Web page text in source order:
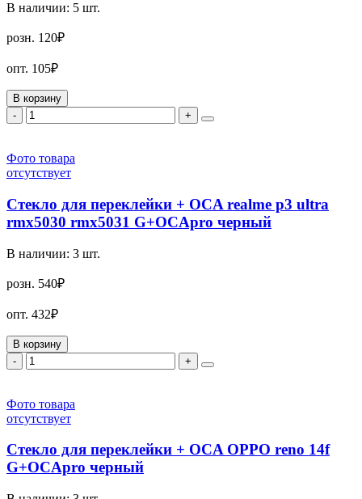
В наличии: 5 шт.
розн. 120₽
опт. 105₽
В корзину
-
+
Фото товара
отсутствует
Стекло для переклейки + OCA realme p3 ultra
rmx5030 rmx5031 G+OCApro черный
В наличии: 3 шт.
розн. 540₽
опт. 432₽
В корзину
-
+
Фото товара
отсутствует
Стекло для переклейки + OCA OPPO reno 14f
G+OCApro черный